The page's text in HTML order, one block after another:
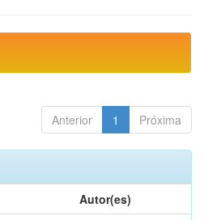
Anterior 1 Próxima
Autor(es)